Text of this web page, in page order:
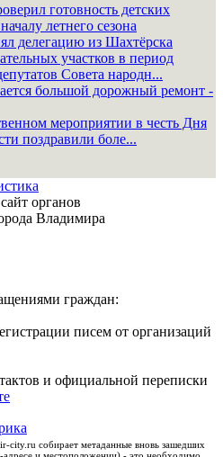
готовность детских
летнего сезона
делегацию из Шахтёрска
участков в период
Совета народн...
большой дорожный ремонт -
мероприятии в честь Дня
поздравили боле...
органов
Владимира
граждан:
писем от организаций
и официальной переписки
city.ru собирает метаданные вновь зашедших